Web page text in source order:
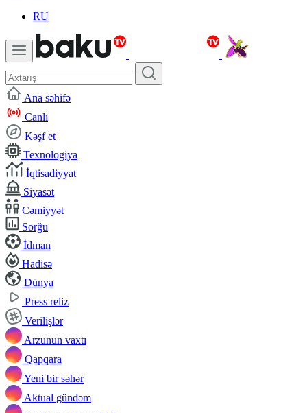
RU
Ana səhifə
Canlı
Kəşf et
Texnologiya
İqtisadiyyat
Siyasət
Cəmiyyət
Sorğu
İdman
Hadisə
Dünya
Press reliz
Verilişlər
Arzunun vaxtı
Qapqara
Yeni bir səhər
Aktual gündəm